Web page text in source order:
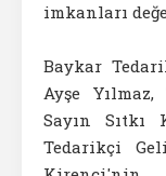
imkanları
Baykar
Ayşe
Sayın
Tedarikçi